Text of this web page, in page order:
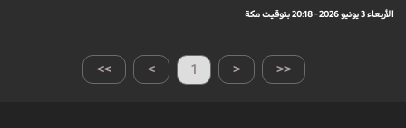
الأربعاء 3 يونيو 2026 - 20:18 بتوقيت مكة
>> > 1 < <<